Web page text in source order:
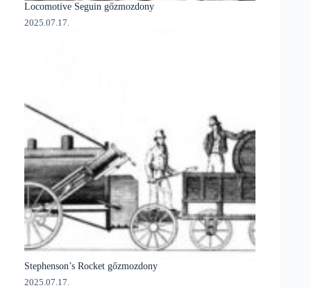
Locomotive Seguin gőzmozdony
2025.07.17.
Stephenson’s Rocket gőzmozdony
2025.07.17.